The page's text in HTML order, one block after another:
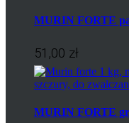
MURIN FORTE
51,00 zł
MURIN FORTE